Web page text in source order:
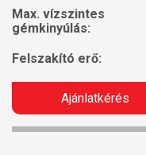
Max. vízszintes
gémkinyúlás:
Felszakító erő:
Ajánlatkérés